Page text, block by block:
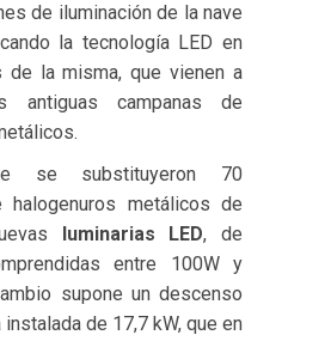
de iluminación de la nave
la tecnología LED en
de la misma, que vienen a
antiguas campanas de
se substituyeron 70
halogenuros metálicos de
luminarias LED, de
entre 100W y
supone un descenso
de 17,7 kW, que en